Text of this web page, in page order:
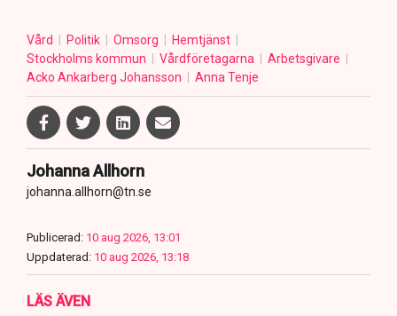
Vård Politik Omsorg
Hemtjänst
Stockholms kommun
Vårdföretagarna
Arbetsgivare
Acko Ankarberg Johansson
Anna Tenje
Johanna Allhorn
johanna.allhorn@tn.se
Publicerad: 10 aug 2026, 13:01
Uppdaterad: 10 aug 2026, 13:18
LÄS ÄVEN